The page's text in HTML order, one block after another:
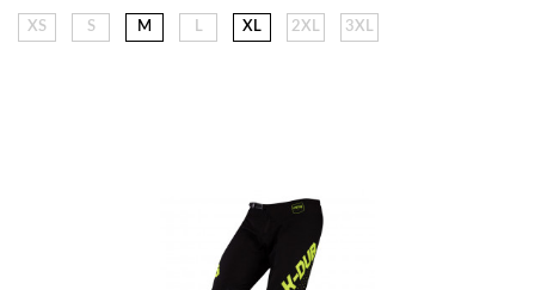
XS S M L XL 2XL 3XL